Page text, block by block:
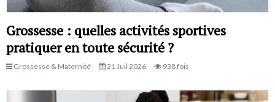
Grossesse : quelles activités sportives
pratiquer en toute sécurité ?
Grossesse & Maternité 21 Juil 2026 938 fois